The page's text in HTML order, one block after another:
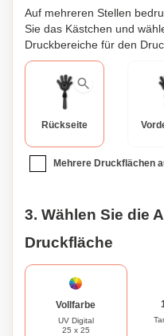
Auf mehreren Stellen
Sie das Kästchen und
Druckbereiche für den
Rückseite
Mehrere Druckflächen
3. Wählen Sie die
Druckfläche
Vollfarbe
UV Digital
25 x 25